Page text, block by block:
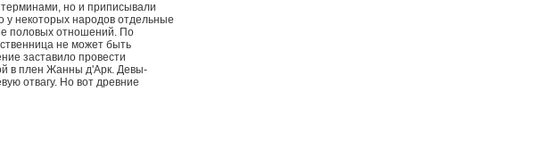
но и приписывали
у некоторых народов отдельные
половых отношений. По
не может быть
заставило провести
в плен Жанны д'Арк. Девы-
отвагу. Но вот древние